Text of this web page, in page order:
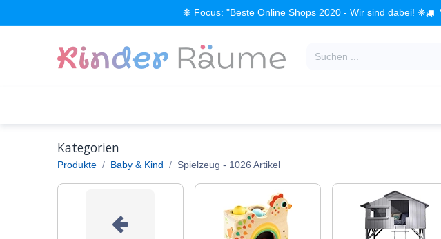
❋ Focus: "Beste Online Shops 2020 - Wir sind dabei! ❋
Kategorien
Produkte Baby & Kind Spielzeug - 1026 Artikel